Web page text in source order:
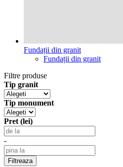
Fundații din granit
Fundații din granit
Filtre produse
Tip granit
Tip monument
Pret (lei)
-